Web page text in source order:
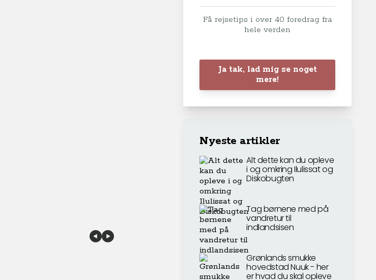
Få rejsetips i over 40 foredrag fra
hele verden
Ja tak, lad mig se noget
mere!
Nyeste artikler
Alt dette kan du opleve
i og omkring Ilulissat og
Diskobugten
Tag børnene med på
vandretur til
indlandsisen
Grønlands smukke
hovedstad Nuuk - her
er hvad du skal opleve